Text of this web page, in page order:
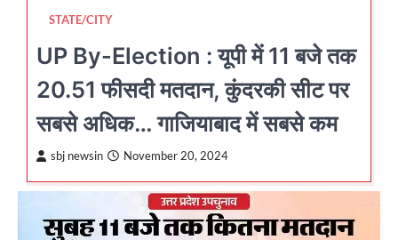
STATE/CITY
UP By-Election : यूपी में 11 बजे तक
20.51 फीसदी मतदान, कुंदरकी सीट पर
सबसे अधिक… गाजियाबाद में सबसे कम
sbj newsin November 20, 2024